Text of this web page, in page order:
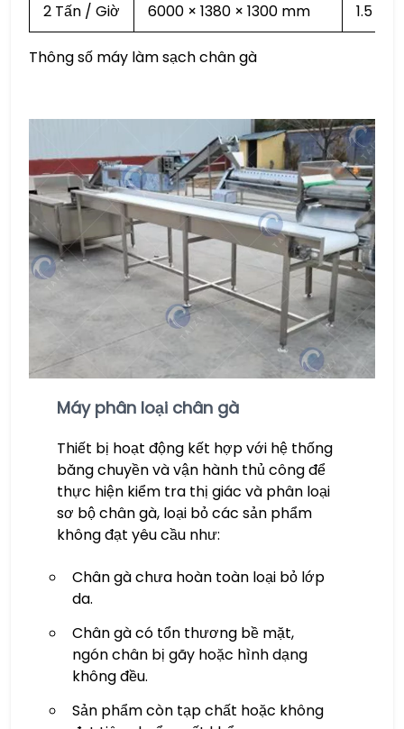
2 Tấn / Giờ
6000 × 1380 × 1300 mm 1.5 kW
Thông số máy làm sạch chân gà
Máy phân loại chân gà
Thiết bị hoạt động kết hợp với hệ thống
băng chuyền và vận hành thủ công để
thực hiện kiểm tra thị giác và phân loại
sơ bộ chân gà, loại bỏ các sản phẩm
không đạt yêu cầu như:
Chân gà chưa hoàn toàn loại bỏ lớp
da.
Chân gà có tổn thương bề mặt,
ngón chân bị gãy hoặc hình dạng
không đều.
Sản phẩm còn tạp chất hoặc không